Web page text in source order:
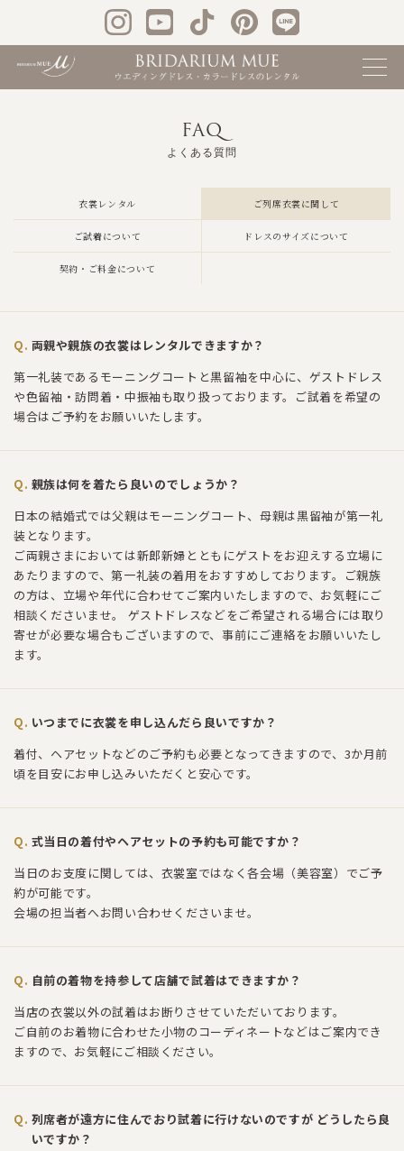
FAQ
よくある質問
衣裳レンタル ご列席衣裳に関して
ご試着について ドレスのサイズについて
契約・ご料金について
両親や親族の衣裳はレンタルできますか？
第一礼装であるモーニングコートと黒留袖を中心に、ゲストドレス
や色留袖・訪問着・中振袖も取り扱っております。ご試着を希望の
場合はご予約をお願いいたします。
親族は何を着たら良いのでしょうか？
日本の結婚式では父親はモーニングコート、母親は黒留袖が第一礼
装となります。
ご両親さまにおいては新郎新婦とともにゲストをお迎えする立場に
あたりますので、第一礼装の着用をおすすめしております。ご親族
の方は、立場や年代に合わせてご案内いたしますので、お気軽にご
相談くださいませ。 ゲストドレスなどをご希望される場合には取り
寄せが必要な場合もございますので、事前にご連絡をお願いいたし
ます。
いつまでに衣裳を申し込んだら良いですか？
着付、ヘアセットなどのご予約も必要となってきますので、3か月前
頃を目安にお申し込みいただくと安心です。
式当日の着付やヘアセットの予約も可能ですか？
当日のお支度に関しては、衣裳室ではなく各会場（美容室）でご予
約が可能です。
会場の担当者へお問い合わせくださいませ。
自前の着物を持参して店舗で試着はできますか？
当店の衣裳以外の試着はお断りさせていただいております。
ご自前のお着物に合わせた小物のコーディネートなどはご案内でき
ますので、お気軽にご相談ください。
列席者が遠方に住んでおり試着に行けないのですが どうしたら良
いですか？